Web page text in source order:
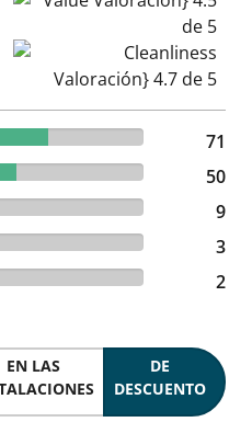
Cleanliness Valoración} 4.7
Excelente
71
Muy buena
50
Media
9
Pobre
3
Horrible 2
EN LAS
DE
DESCUENTO